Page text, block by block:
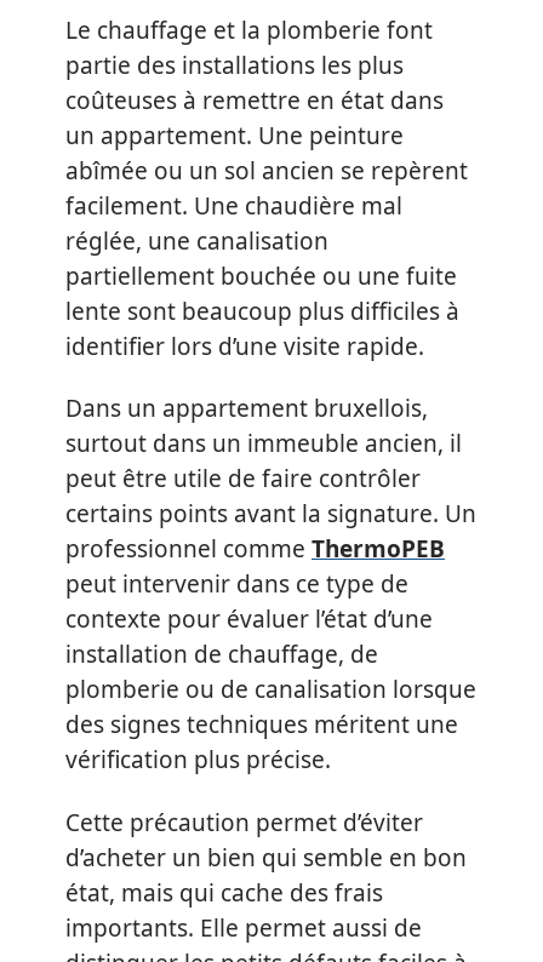
Le chauffage et la plomberie font
partie des installations les plus
coûteuses à remettre en état dans
un appartement. Une peinture
abîmée ou un sol ancien se repèrent
facilement. Une chaudière mal
réglée, une canalisation
partiellement bouchée ou une fuite
lente sont beaucoup plus difficiles à
identifier lors d’une visite rapide.
Dans un appartement bruxellois,
surtout dans un immeuble ancien, il
peut être utile de faire contrôler
certains points avant la signature. Un
professionnel comme ThermoPEB
peut intervenir dans ce type de
contexte pour évaluer l’état d’une
installation de chauffage, de
plomberie ou de canalisation lorsque
des signes techniques méritent une
vérification plus précise.
Cette précaution permet d’éviter
d’acheter un bien qui semble en bon
état, mais qui cache des frais
importants. Elle permet aussi de